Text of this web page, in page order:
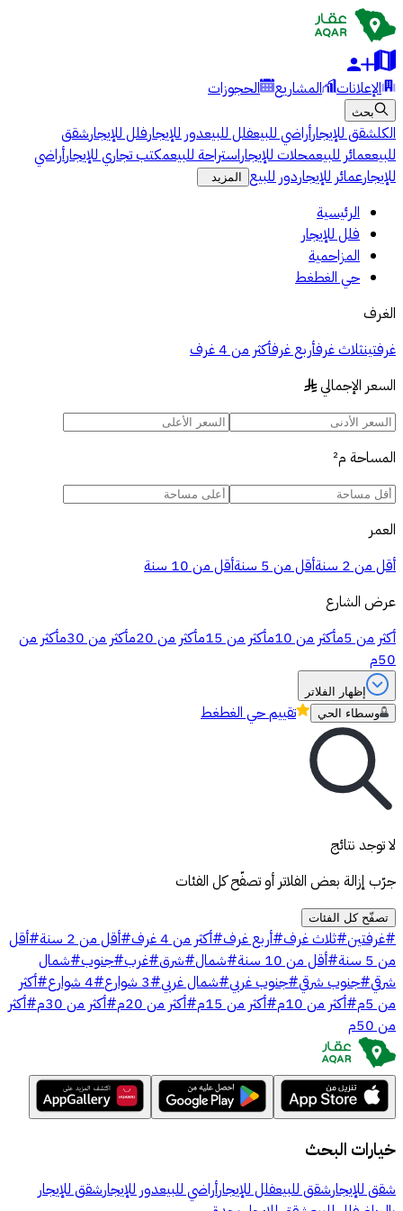
الإعلانات المشاريع الحجوزات
بحث
الكلشقق للإيجارأراضي للبيعفلل للبيعدور للإيجارفلل للإيجارشقق
للبيععمائر للبيعمحلات للإيجاراستراحة للبيعمكتب تجاري للإيجارأراضي
للإيجارعمائر للإيجاردور للبيع المزيد
الرئيسية
فلل للإيجار
المزاحمية
حي الغطغط
الغرف
غرفتينثلاث غرفأربع غرفأكثر من 4 غرف
السعر الإجمالي §
المساحة م²
العمر
أقل من 2 سنة
أقل من 5 سنة
أقل من 10 سنة
عرض الشارع
أكثر من 5م
أكثر من 10م أكثر من 15م أكثر من 20م أكثر من 30م
أكثر من
50م
إظهار الفلاتر
وسطاء الحي
تقييمحي الغطغط
لا توجد نتائج
جرّب إزالة بعض الفلاتر أو تصفّح كل الفئات
تصفّح كل الفئات
#غرفتين#ثلاث غرف#أربع غرف#أكثر من 4 غرف #أقل من 2 سنة #أقل
من 5 سنة
#أقل من 10 سنة #شمال#شرق#غرب#جنوب#شمال
شرقي#جنوب شرقي#جنوب غربي#شمال غربي#3 شوارع #4 شوارع #أكثر
من 5م
#أكثر من 10م #أكثر من 15م #أكثر من 20م #أكثر من 30م #أكثر
من 50م
خيارات البحث
شقق للإيجارشقق للبيعفلل للإيجارأراضي للبيعدور للإيجارشقق للإيجار